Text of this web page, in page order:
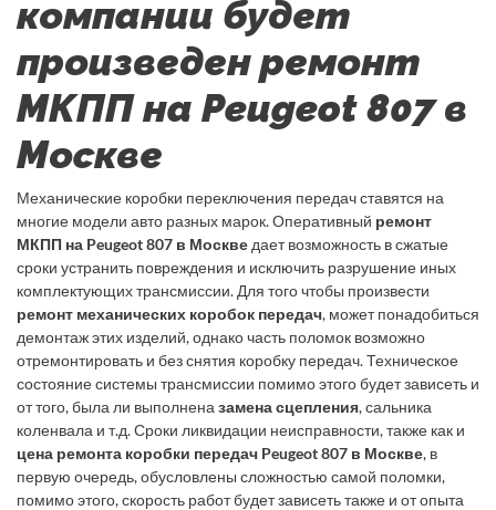
компании будет
произведен ремонт
МКПП на Peugeot 807 в
Москве
Механические коробки переключения передач ставятся на
многие модели авто разных марок. Оперативный ремонт
МКПП на Peugeot 807 в Москве дает возможность в сжатые
сроки устранить повреждения и исключить разрушение иных
комплектующих трансмиссии. Для того чтобы произвести
ремонт механических коробок передач, может понадобиться
демонтаж этих изделий, однако часть поломок возможно
отремонтировать и без снятия коробку передач. Техническое
состояние системы трансмиссии помимо этого будет зависеть и
от того, была ли выполнена замена сцепления, сальника
коленвала и т.д. Сроки ликвидации неисправности, также как и
цена ремонта коробки передач Peugeot 807 в Москве, в
первую очередь, обусловлены сложностью самой поломки,
помимо этого, скорость работ будет зависеть также и от опыта